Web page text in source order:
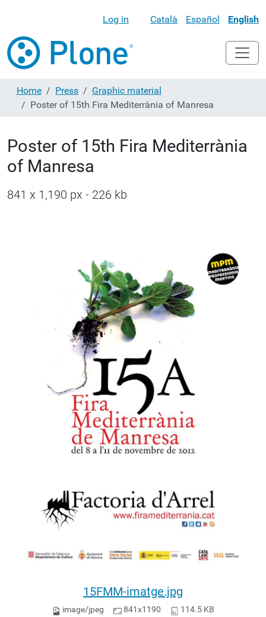
Log in Català Español English
Home Press
Graphic material
Poster of 15th Fira Mediterrània of Manresa
Poster of 15th Fira Mediterrània
of Manresa
841 x 1,190 px - 226 kb
15FMM-imatge.jpg
image/jpeg 841x1190 114.5 KB